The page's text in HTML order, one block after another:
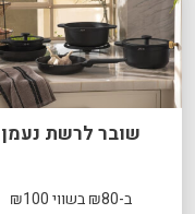
שובר לרשת נעמן
ב-₪80 בשווי ₪100